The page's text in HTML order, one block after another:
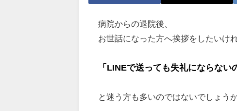
病院からの退院後、
お世話になった方へ挨拶をしたいけれ
「LINEで送っても失礼にならない
と迷う方も多いのではないでしょうか